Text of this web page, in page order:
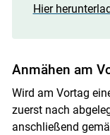
Hier
Anmähen am
Wird am Vortag
zuerst nach
anschließend